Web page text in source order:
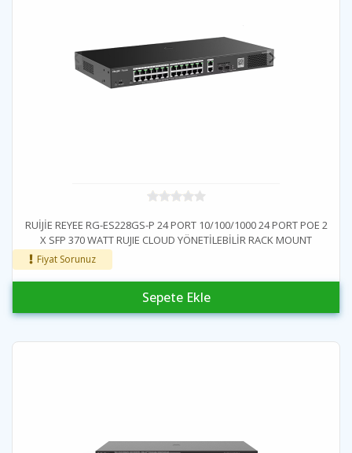
RUİJİE REYEE RG-ES228GS-P 24 PORT 10/100/1000 24 PORT POE 2
X SFP 370 WATT RUJIE CLOUD YÖNETİLEBİLİR RACK MOUNT
Fiyat Sorunuz
Sepete Ekle